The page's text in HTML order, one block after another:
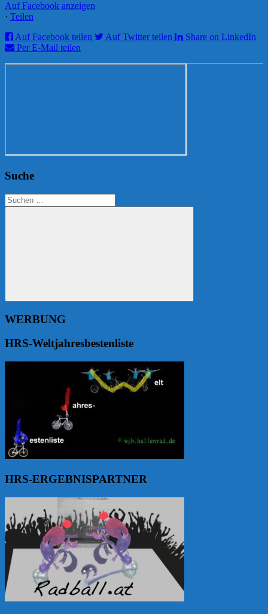
Auf Facebook anzeigen
· Teilen
Auf Facebook teilen
Auf Twitter teilen
Share on LinkedIn
Per E-Mail teilen
Suche
Suchen
nach:
Suchen
WERBUNG
HRS-Weltjahresbestenliste
HRS-ERGEBNISPARTNER